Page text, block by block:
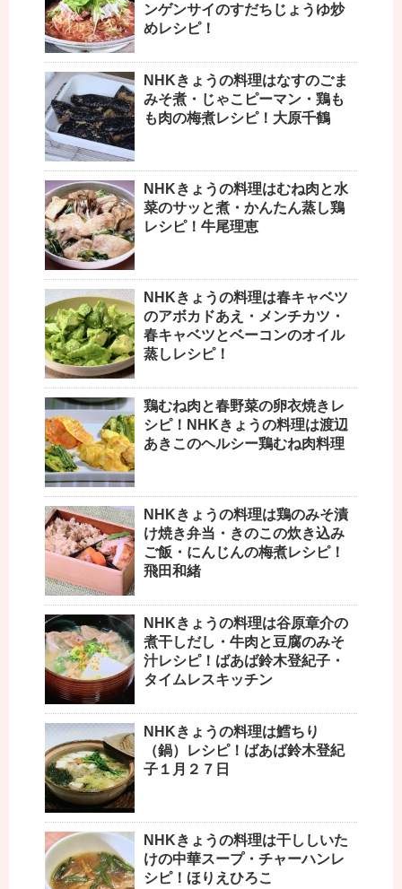
ンゲンサイのすだちじょうゆ炒
めレシピ！
NHKきょうの料理はなすのごま
みそ煮・じゃこピーマン・鶏も
も肉の梅煮レシピ！大原千鶴
NHKきょうの料理はむね肉と水
菜のサッと煮・かんたん蒸し鶏
レシピ！牛尾理恵
NHKきょうの料理は春キャベツ
のアボカドあえ・メンチカツ・
春キャベツとベーコンのオイル
蒸しレシピ！
鶏むね肉と春野菜の卵衣焼きレ
シピ！NHKきょうの料理は渡辺
あきこのヘルシー鶏むね肉料理
NHKきょうの料理は鶏のみそ漬
け焼き弁当・きのこの炊き込み
ご飯・にんじんの梅煮レシピ！
飛田和緒
NHKきょうの料理は谷原章介の
煮干しだし・牛肉と豆腐のみそ
汁レシピ！ばあば鈴木登紀子・
タイムレスキッチン
NHKきょうの料理は鱈ちり
（鍋）レシピ！ばあば鈴木登紀
子１月２７日
NHKきょうの料理は干ししいた
けの中華スープ・チャーハンレ
シピ！ほりえひろこ